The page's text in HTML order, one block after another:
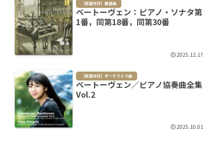
［新譜月評］鍵盤曲
ベートーヴェン：ピアノ・ソナタ第
1番，同第18番，同第30番
2025.12.17
［新譜月評］オーケストラ曲
ベートーヴェン／ピアノ協奏曲全集
Vol.2
2025.10.01